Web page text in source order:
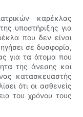
καρέκλας
υποστήριξης για
που δεν είναι
σε δυσφορία,
για τα άτομα που
της άνεσης και
κατασκευαστής
ότι οι ασθενείς
του χρόνου τους